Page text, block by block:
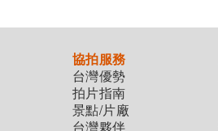
協拍服務
台灣優勢
拍片指南
景點/片廠
台灣夥伴